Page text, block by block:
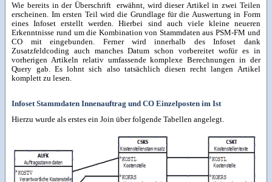
Wie bereits in der Überschrift erwähnt, wird dieser Artikel in zwei Teilen
erscheinen. Im ersten Teil wird die Grundlage für die Auswertung in Form
eines Infoset erstellt werden. Hierbei sind auch viele kleine neueren
Erkenntnisse rund um die Kombination von Stammdaten aus PSM-FM und
CO mit eingebunden. Ferner wird innerhalb des Infoset dank
Zusatzfeldcoding auch manches Datum schon vorbereitet wofür es in
vorherigen Artikeln relativ umfassende komplexe Berechnungen in der
Query gab. Es lohnt sich also tatsächlich diesen recht langen Artikel
komplett zu lesen.
Infoset Stammdaten Innenauftrag und CO Einzelposten im Ist
Hierzu wurde als erstes ein Join über folgende Tabellen angelegt.